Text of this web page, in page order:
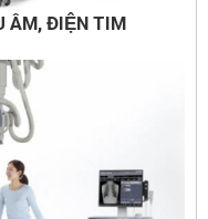
ÂM, ĐIỆN TIM